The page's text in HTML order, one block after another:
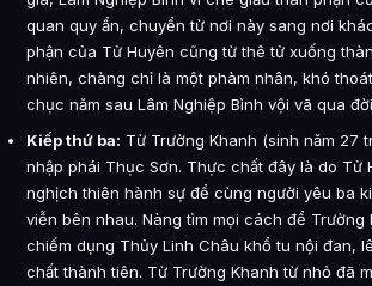
quan quy ẩn, chuyển từ nơi này sang nơi
phận của Tử Huyên cũng từ thê tử xuống
nhiên, chàng chỉ là một phàm nhân, khó
chục năm sau Lâm Nghiệp Bình vội vã qua
Kiếp thứ ba: Từ Trường Khanh (sinh năm 27
nhập phái Thục Sơn. Thực chất đây là do Tử
nghịch thiên hành sự để cùng người yêu ba
viễn bên nhau. Nàng tìm mọi cách để Trường
chiếm dụng Thủy Linh Châu khổ tu nội đan,
chất thành tiên. Từ Trường Khanh từ nhỏ đã